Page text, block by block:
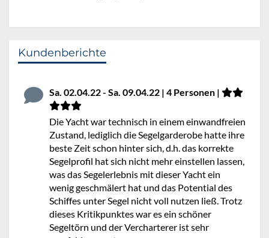
Kundenberichte
Sa. 02.04.22 - Sa. 09.04.22 | 4 Personen |
Die Yacht war technisch in einem einwandfreien
Zustand, lediglich die Segelgarderobe hatte ihre
beste Zeit schon hinter sich, d.h. das korrekte
Segelprofil hat sich nicht mehr einstellen lassen,
was das Segelerlebnis mit dieser Yacht ein
wenig geschmälert hat und das Potential des
Schiffes unter Segel nicht voll nutzen ließ. Trotz
dieses Kritikpunktes war es ein schöner
Segeltörn und der Vercharterer ist sehr